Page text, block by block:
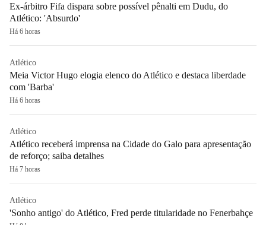
Ex-árbitro Fifa dispara sobre possível pênalti em Dudu, do
Atlético: 'Absurdo'
Há 6 horas
Atlético
Meia Victor Hugo elogia elenco do Atlético e destaca liberdade
com 'Barba'
Há 6 horas
Atlético
Atlético receberá imprensa na Cidade do Galo para apresentação
de reforço; saiba detalhes
Há 7 horas
Atlético
'Sonho antigo' do Atlético, Fred perde titularidade no Fenerbahçe